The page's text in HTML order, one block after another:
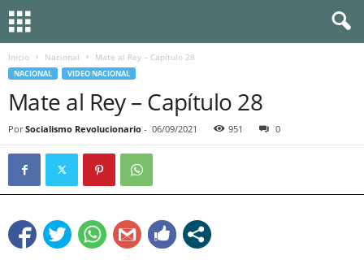
Inicio Nacional Mate al Rey – Capítulo 28
NACIONAL VIDEO NACIONAL
Mate al Rey – Capítulo 28
Por Socialismo Revolucionario - 06/09/2021 951 0